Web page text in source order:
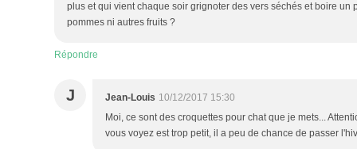
plus et qui vient chaque soir grignoter des vers séchés et boire un
pommes ni autres fruits ?
Répondre
J Jean-Louis 10/12/2017 15:30
Moi, ce sont des croquettes pour chat que je mets...
vous voyez est trop petit, il a peu de chance de passer